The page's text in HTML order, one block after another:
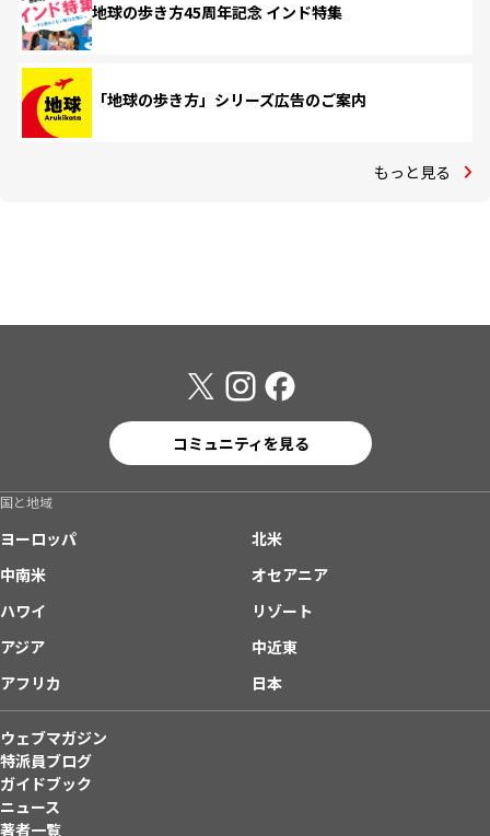
地球の歩き方45周年記念 インド特集
「地球の歩き方」シリーズ広告のご案内
もっと見る
コミュニティを見る
国と地域
ヨーロッパ
北米
中南米
オセアニア
ハワイ
リゾート
アジア
中近東
アフリカ
日本
ウェブマガジン
特派員ブログ
ガイドブック
ニュース
著者一覧